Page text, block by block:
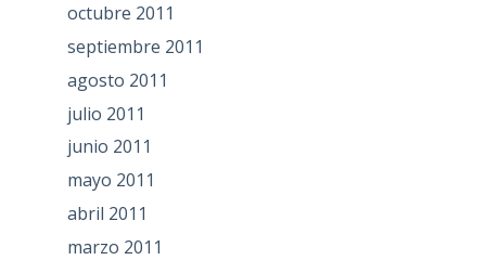
octubre 2011
septiembre 2011
agosto 2011
julio 2011
junio 2011
mayo 2011
abril 2011
marzo 2011